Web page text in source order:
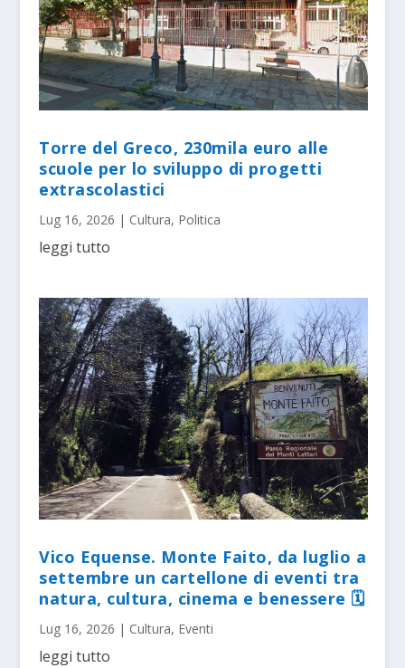
Torre del Greco, 230mila euro alle
scuole per lo sviluppo di progetti
extrascolastici
Lug 16, 2026 | Cultura, Politica
leggi tutto
Vico Equense. Monte Faito, da luglio a
settembre un cartellone di eventi tra
natura, cultura, cinema e benessere 🗓
Lug 16, 2026 | Cultura, Eventi
leggi tutto